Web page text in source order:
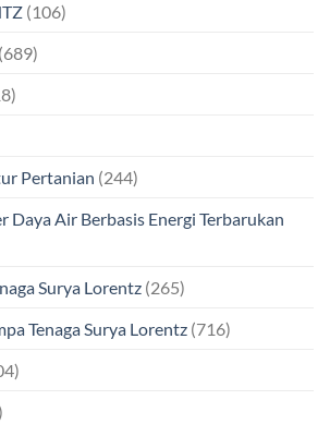
(106)
(689)
Pertanian (244)
Daya Air Berbasis Energi Terbarukan
Surya Lorentz (265)
Tenaga Surya Lorentz (716)